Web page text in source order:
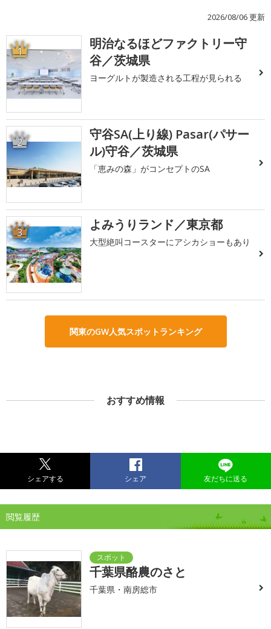
2026/08/06 更新
1
明治なるほどファクトリー守
谷／茨城県
ヨーグルトが製造される工程が見られる
2
守谷SA(上り線) Pasar(パサー
ル)守谷／茨城県
「恵みの森」がコンセプトのSA
3 よみうりランド／東京都
大型絶叫コースターにアシカショーもあり
関東のGW人気スポットランキング
おすすめ情報
シェアする シェア 友だちに送る
閲覧履歴
千葉県酪農のさと
千葉県・南房総市